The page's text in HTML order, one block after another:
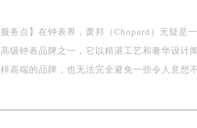
8层805室（需提前预约）
楼A座13层1304室（需提前预约）
中央广场）A1座办公楼14层07室（需提前预
服务点】在钟表界，萧邦（Chopard）无疑是
级钟表品牌之一，它以精湛工艺和奢华设计
高端的品牌，也无法完全避免一些令人意想